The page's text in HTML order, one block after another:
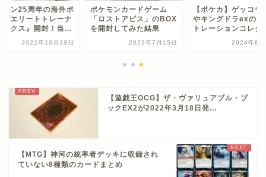
モン25周年の海外ポ
『エリートトレーナ
ックス』開封！当...
2021年10月18日
ポケモンカードゲーム
「ロストアビス」のBOX
を開封してみた結果
2022年7月15日
【ポケカ】ゲッコウ
やキングドラexのイ
トレーションコレク
2024年8
【遊戯王OCG】ザ・ヴァリュアブル・ブ
ックEX2が2022年3月18日発...
【MTG】神河の統率者デッキに収録され
ていない8種類のカードまとめ